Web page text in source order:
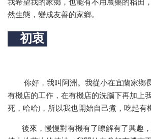
我希望我的家鄉，也能有不用農藥的稻田
然生態，變成友善的家鄉。
初衷
你好，我叫阿洲。我從小在宜蘭家鄉
有機店的工作，在有機店的洗腦下再加上
死，哈哈)，所以我也開始自己煮，吃起有
後來，慢慢對有機有了瞭解有了興趣